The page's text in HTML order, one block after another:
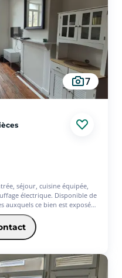
7
séjour, cuisine équipée,
électrique. Disponible de
auxquels ce bien est exposé
www.georisques.gouv.fr